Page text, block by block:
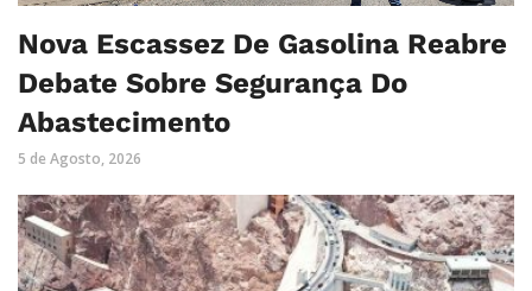
Nova Escassez De Gasolina Reabre
Debate Sobre Segurança Do
Abastecimento
5 de Agosto, 2026